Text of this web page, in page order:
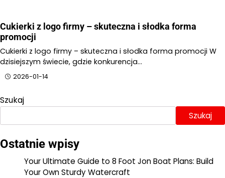
Cukierki z logo firmy – skuteczna i słodka forma
promocji
Cukierki z logo firmy – skuteczna i słodka forma promocji W
dzisiejszym świecie, gdzie konkurencja…
2026-01-14
Szukaj
Szukaj
Ostatnie wpisy
Your Ultimate Guide to 8 Foot Jon Boat Plans: Build
Your Own Sturdy Watercraft